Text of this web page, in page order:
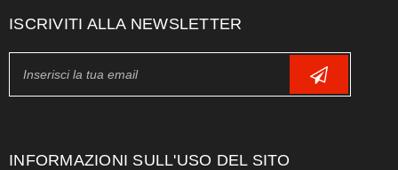
ISCRIVITI ALLA NEWSLETTER
INFORMAZIONI SULL'USO DEL SITO